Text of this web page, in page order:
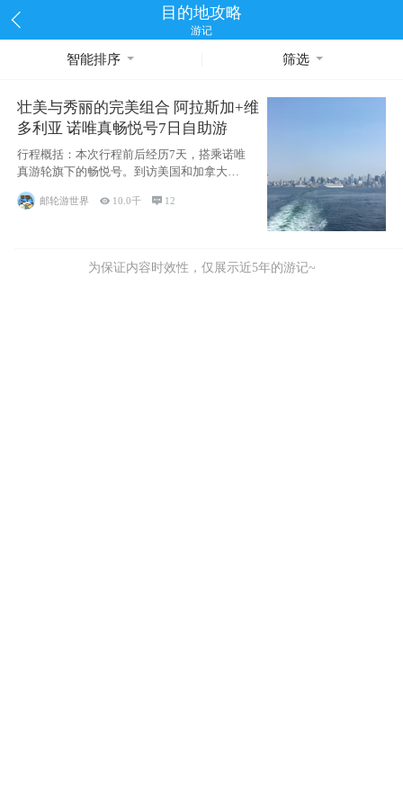
目的地攻略
游记
智能排序 筛选
壮美与秀丽的完美组合 阿拉斯加+维
多利亚 诺唯真畅悦号7日自助游
行程概括：本次行程前后经历7天，搭乘诺唯
真游轮旗下的畅悦号。到访美国和加拿大的4
个州/省：美国华盛顿州
邮轮游世界  10.0千  12
为保证内容时效性，仅展示近5年的游记~